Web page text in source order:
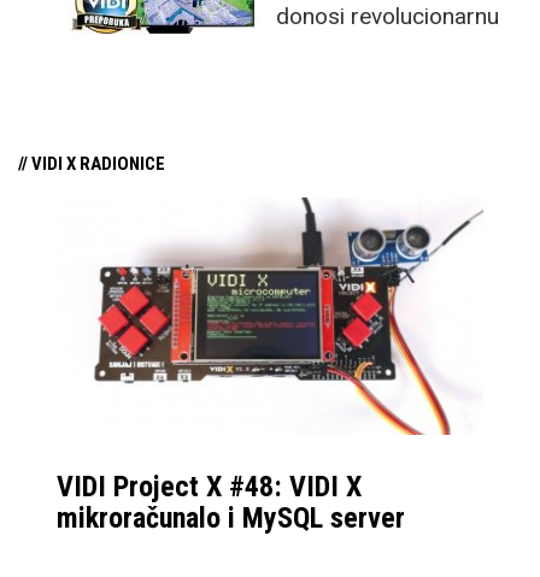
donosi revolucionarnu
// VIDI X RADIONICE
VIDI Project X #48: VIDI X
mikroračunalo i MySQL server